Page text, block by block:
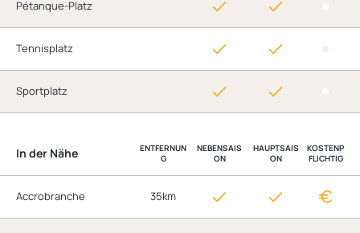
Pétanque-Platz
Tennisplatz
Sportplatz
In der Nähe
ENTFERNUN
G
NEBENSAIS
ON
HAUPTSAIS
ON
KOSTENP
FLICHTIG
Accrobranche 35km